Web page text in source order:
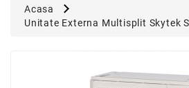
Caseta
Acasa
Unitate Externa Multisplit Skytek